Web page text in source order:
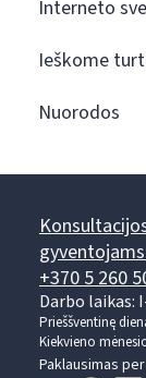
Interneto
Ieškome
Nuorodos
+370 5 260
Darbo laikas:
Prieššventinę
Kiekvieno
Paklausimas per